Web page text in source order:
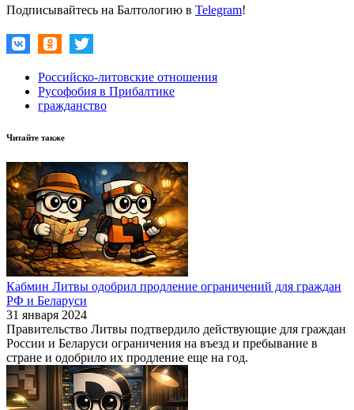
Подписывайтесь на Балтологию в Telegram!
Российско-литовские отношения
Русофобия в Прибалтике
гражданство
Читайте также
Кабмин Литвы одобрил продление ограничений для граждан
РФ и Беларуси
31 января 2024
Правительство Литвы подтвердило действующие для граждан
России и Беларуси ограничения на въезд и пребывание в
стране и одобрило их продление еще на год.